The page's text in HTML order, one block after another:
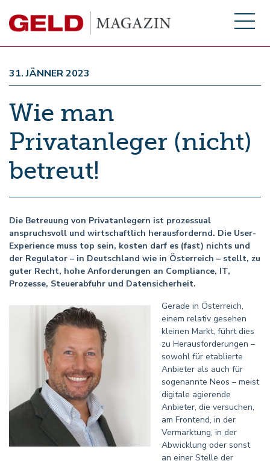
31. JÄNNER 2023
Wie man
Privatanleger (nicht)
betreut!
Die Betreuung von Privatanlegern ist prozessual
anspruchsvoll und wirtschaftlich herausfordernd. Die User-
Experience muss top sein, kosten darf es (fast) nichts und
der Regulator – in Deutschland wie in Österreich – stellt, zu
guter Recht, hohe Anforderungen an Compliance, IT,
Prozesse, Steuerabfuhr und Datensicherheit.
Gerade in Österreich,
einem relativ gesehen
kleinen Markt, führt dies
zu Herausforderungen –
sowohl für etablierte
Anbieter als auch für
sogenannte Neos – meist
digitale agierende
Anbieter, die versuchen,
am Frontend, in der
Vermarktung, in der
Abwicklung oder sonst
an einer Stelle der